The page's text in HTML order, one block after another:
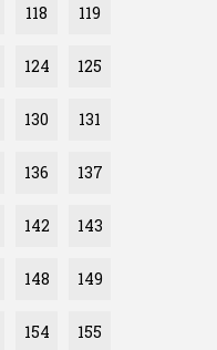
118 119
124 125
130 131
136 137
142 143
148 149
154 155